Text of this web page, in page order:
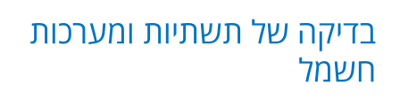
בדיקה של תשתיות ומערכות
חשמל